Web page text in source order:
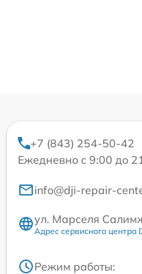
+7 (843) 254-50-42
Ежедневно с 9:00 до
info@dji-repair-
ул. Марселя
Адрес сервисного центра
Режим работы: